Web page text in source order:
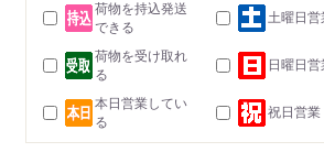
荷物を持込発送
できる
土曜日営
荷物を受け取れ
る
日曜日営
本日営業してい
る
祝日営業